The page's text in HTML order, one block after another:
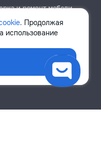
. Продолжая
использование
и ремонт мебели